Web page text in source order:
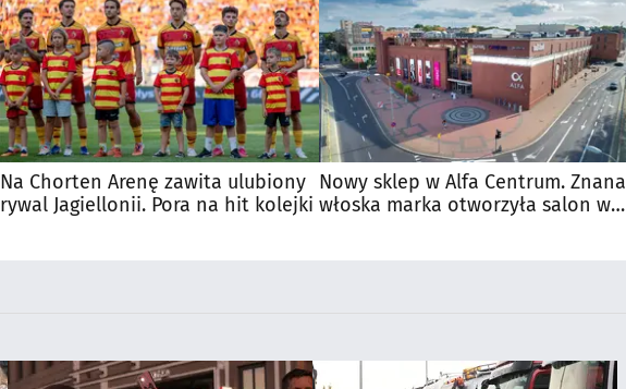
Na Chorten Arenę zawita ulubiony
rywal Jagiellonii. Pora na hit kolejki
Nowy sklep w Alfa Centrum. Znana
włoska marka otworzyła salon w